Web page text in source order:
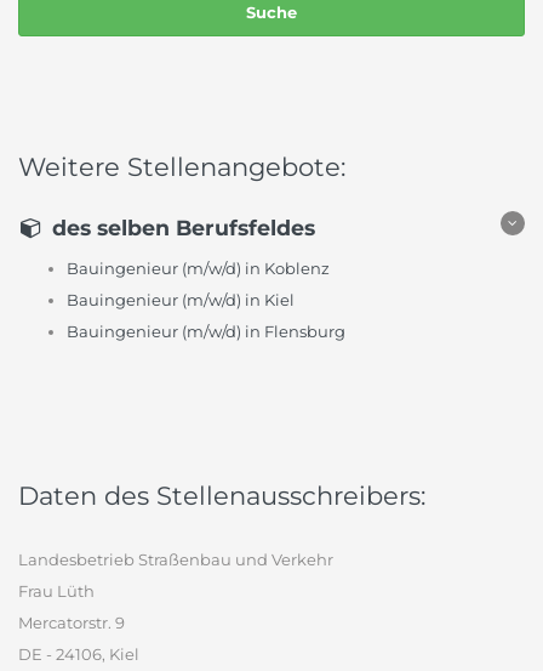
Weitere Stellenangebote:
des selben Berufsfeldes
Bauingenieur (m/w/d) in Koblenz
Bauingenieur (m/w/d) in Kiel
Bauingenieur (m/w/d) in Flensburg
Daten des Stellenausschreibers:
Landesbetrieb Straßenbau und Verkehr
Frau Lüth
Mercatorstr. 9
DE - 24106, Kiel